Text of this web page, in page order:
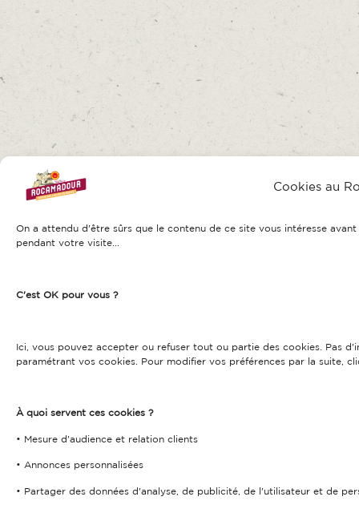
Cookies au
On a attendu d'être sûrs que le contenu de ce site vous intéresse
pendant votre visite...
C'est OK pour vous ?
Ici, vous pouvez accepter ou refuser tout ou partie des cookies. Pas
paramétrant vos cookies. Pour modifier vos préférences par la suite,
À quoi servent ces cookies ?
• Mesure d'audience et relation clients
• Annonces personnalisées
• Partager des données d'analyse, de publicité, de l'utilisateur et de